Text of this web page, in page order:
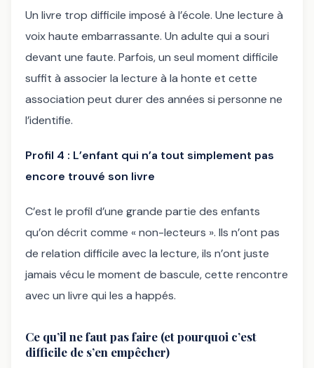
Un livre trop difficile imposé à l’école. Une lecture à
voix haute embarrassante. Un adulte qui a souri
devant une faute. Parfois, un seul moment difficile
suffit à associer la lecture à la honte et cette
association peut durer des années si personne ne
l’identifie.
Profil 4 : L’enfant qui n’a tout simplement pas
encore trouvé son livre
C’est le profil d’une grande partie des enfants
qu’on décrit comme « non-lecteurs ». Ils n’ont pas
de relation difficile avec la lecture, ils n’ont juste
jamais vécu le moment de bascule, cette rencontre
avec un livre qui les a happés.
Ce qu’il ne faut pas faire (et pourquoi c’est
difficile de s’en empêcher)